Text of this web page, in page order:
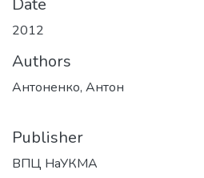
Date
2012
Authors
Антоненко, Антон
Publisher
ВПЦ НаУКМА